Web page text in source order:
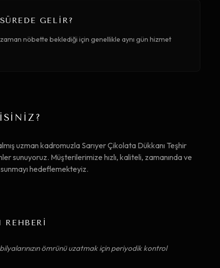
GELIR?
nöbette beklediği için genellikle aynı gün hizmet
uzman kadromuzla Sarıyer Çikolata Dükkanı Teşhir
sunuyoruz. Müşterilerimize hızlı, kaliteli, zamanında ve
hedeflemekteyiz.
ömrünü uzatmak için periyodik kontrol